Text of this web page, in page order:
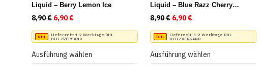
Liquid – Berry Lemon Ice
8,90€ Ursprünglicher Preis war: 8,90 €
6,90€ Aktueller Preis ist: 6,90 €.
Lieferzeit: 1-2 Werktage DHL
BLITZVERSAND
Ausführung wählen
Dieses
Produkt
Liquid – Blue Razz Cherry
Blast
8,90€ Ursprünglicher Preis
6,90€Aktueller Preis ist:
Lieferzeit: 1-2 Werktage DHL
BLITZVERSAND
Ausführung wählen
Dieses
Produkt